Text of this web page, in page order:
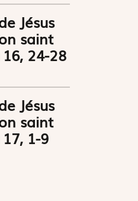
Jésus
saint
24-28
Jésus
saint
1-9